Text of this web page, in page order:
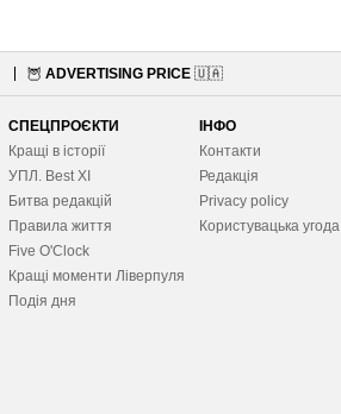
🦉 ADVERTISING PRICE 🇺🇦
СПЕЦПРОЄКТИ
Кращі в історії
УПЛ. Best XІ
Битва редакцій
Правила життя
Five O'Clock
Кращі моменти Ліверпуля
Подія дня
ІНФО
Контакти
Редакція
Privacy policy
Користувацька угода